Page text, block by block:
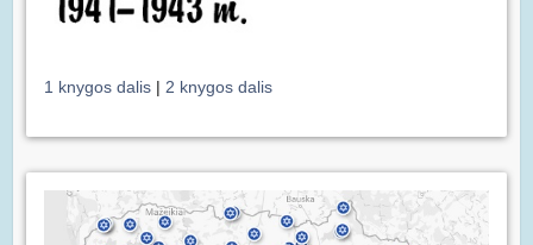
1 knygos dalis | 2 knygos dalis